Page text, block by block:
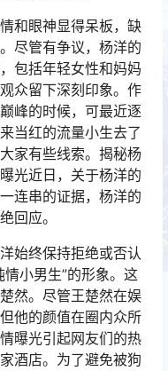
和眼神显得呆板，缺
尽管有争议，杨洋的
包括年轻女性和妈妈
众留下深刻印象。作
峰的时候，可最近逐
当红的流量小生去了
家有些线索。揭秘杨
光近日，关于杨洋的
连串的证据，杨洋的
回应。
始终保持拒绝或否认
小男生”的形象。这
然。尽管王楚然在娱
他的颜值在圈内众所
曝光引起网友们的热
酒店。为了避免被狗